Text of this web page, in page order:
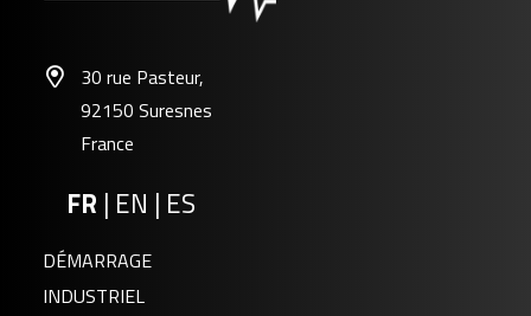
30 rue Pasteur,
92150 Suresnes
France
FR | EN | ES
DÉMARRAGE
INDUSTRIEL